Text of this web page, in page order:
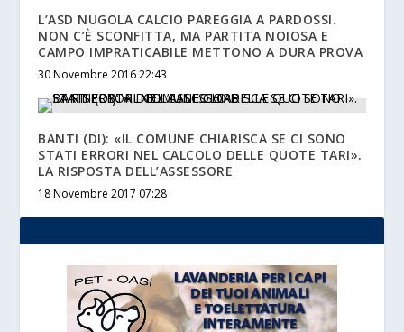
L’ASD NUGOLA CALCIO PAREGGIA A PARDOSSI.
NON C’È SCONFITTA, MA PARTITA NOIOSA E
CAMPO IMPRATICABILE METTONO A DURA PROVA
30 Novembre 2016 22:43
BANTI (DI): «IL COMUNE CHIARISCA SE CI SONO
STATI ERRORI NEL CALCOLO DELLE QUOTE TARI».
LA RISPOSTA DELL’ASSESSORE
18 Novembre 2017 07:28